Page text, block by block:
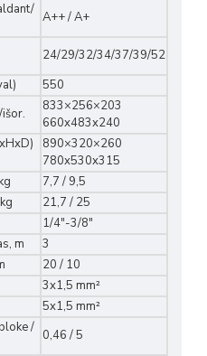
A++ / A+
24/29/32/34/37/39/52
550
833×256×203
660x483x240
890×320×260
780x530x315
7,7 / 9,5
21,7 / 25
1/4"-3/8"
m
3
20 / 10
3x1,5 mm²
5x1,5 mm²
/ 0,46 / 5